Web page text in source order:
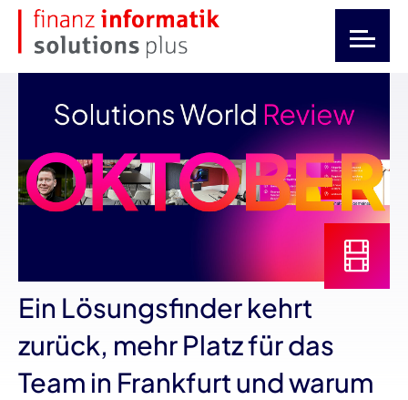
Ein Lösungsfinder kehrt
zurück, mehr Platz für das
Team in Frankfurt und warum